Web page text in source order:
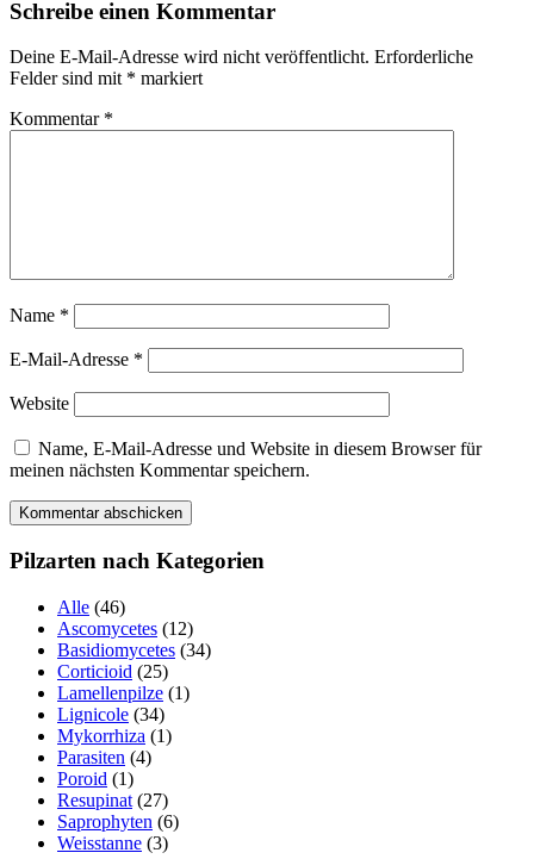
Schreibe einen Kommentar
Deine E-Mail-Adresse wird nicht veröffentlicht. Erforderliche
Felder sind mit * markiert
Kommentar *
Name *
E-Mail-Adresse *
Website
Name, E-Mail-Adresse und Website in diesem Browser für
meinen nächsten Kommentar speichern.
Pilzarten nach Kategorien
Alle (46)
Ascomycetes (12)
Basidiomycetes (34)
Corticioid (25)
Lamellenpilze (1)
Lignicole (34)
Mykorrhiza (1)
Parasiten (4)
Poroid (1)
Resupinat (27)
Saprophyten (6)
Weisstanne (3)